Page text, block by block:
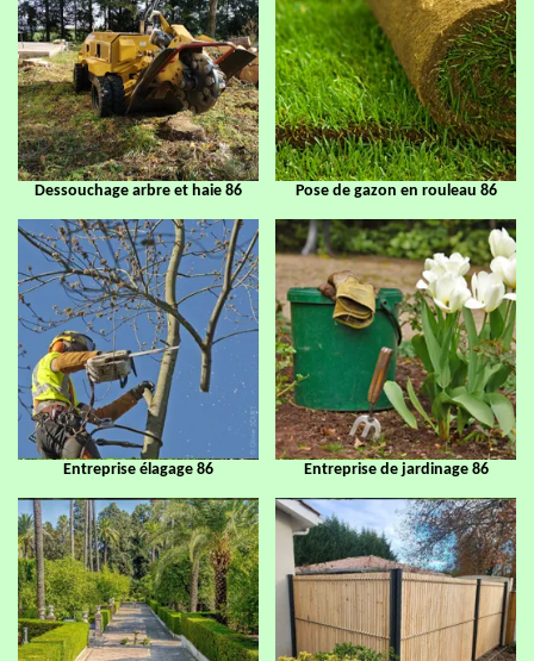
Dessouchage arbre et haie 86 Pose de gazon en rouleau 86
Entreprise élagage 86 Entreprise de jardinage 86